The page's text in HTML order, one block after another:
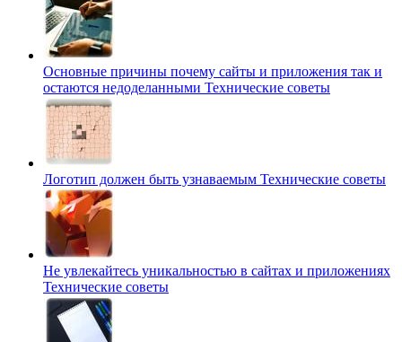
Основные причины почему сайты и приложения так и
остаются недоделанными Технические советы
Логотип должен быть узнаваемым Технические советы
Не увлекайтесь уникальностью в сайтах и приложениях
Технические советы